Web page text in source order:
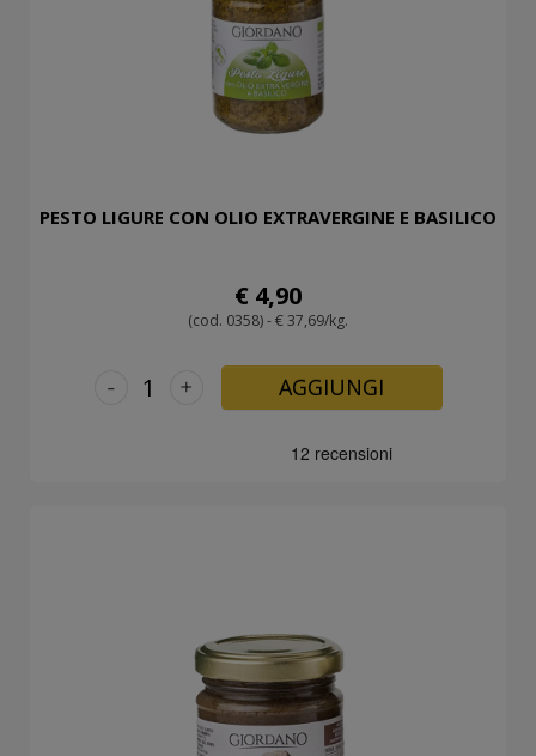
PESTO LIGURE CON OLIO EXTRAVERGINE E BASILICO
€ 4,90
(cod. 0358) - € 37,69/kg.
+
- AGGIUNGI